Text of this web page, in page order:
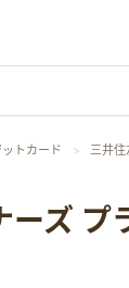
その他
トカード 三井住
ズ プ